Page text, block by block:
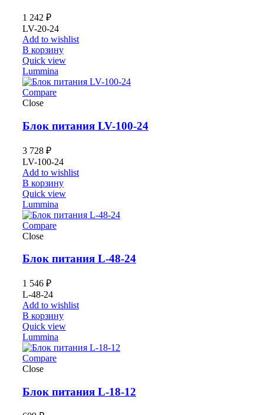
1 242 ₽
LV-20-24
Add to wishlist
В корзину
Quick view
Lummina
Compare
Close
Блок питания LV-100-24
3 728 ₽
LV-100-24
Add to wishlist
В корзину
Quick view
Lummina
Compare
Close
Блок питания L-48-24
1 546 ₽
L-48-24
Add to wishlist
В корзину
Quick view
Lummina
Compare
Close
Блок питания L-18-12